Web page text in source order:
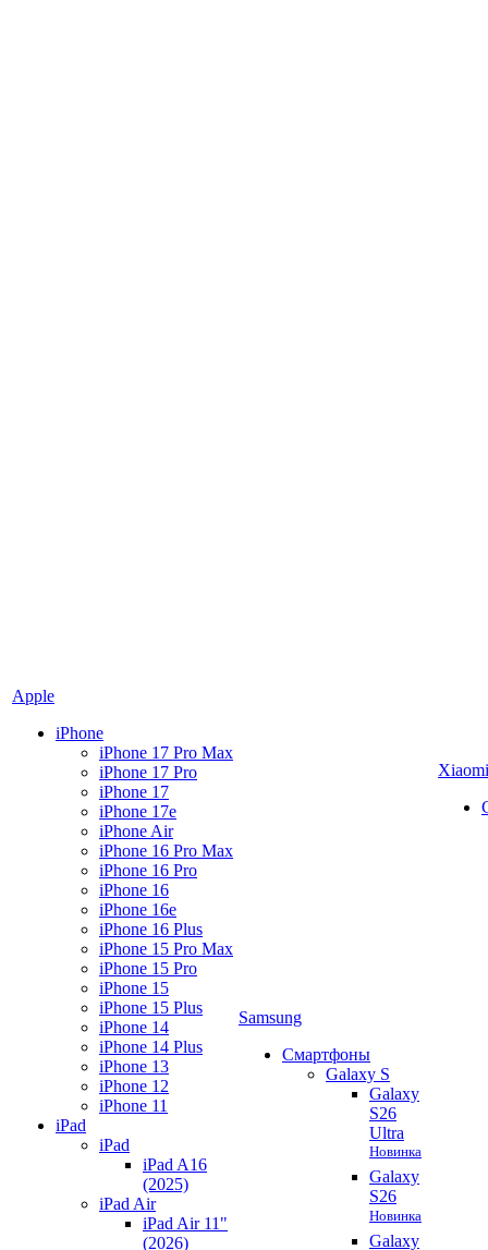
Apple
iPhone
iPhone 17 Pro Max
iPhone 17 Pro
iPhone 17
iPhone 17e
iPhone Air
iPhone 16 Pro Max
iPhone 16 Pro
iPhone 16
iPhone 16e
iPhone 16 Plus
iPhone 15 Pro Max
iPhone 15 Pro
iPhone 15
iPhone 15 Plus
iPhone 14
iPhone 14 Plus
iPhone 13
iPhone 12
iPhone 11
iPad
iPad
iPad A16
(2025)
iPad Air
iPad Air 11"
(2026)
Samsung
Смартфоны
Galaxy S
Galaxy
S26
Ultra
Новинка
Galaxy
S26
Новинка
Galaxy
Xiaomi